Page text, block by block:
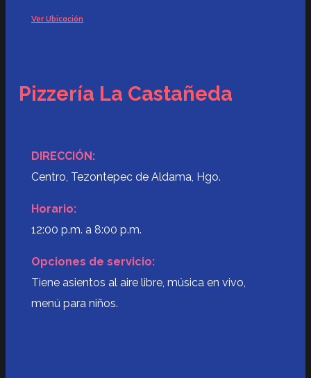
Ver Ubicación
Pizzería La Castañeda
DIRECCIÓN:
Centro, Tezontepec de Aldama, Hgo.
Horario:
12:00 p.m. a 8:00 p.m.
Opciones de servicio:
Tiene asientos al aire libre, música en vivo,
menú para niños.